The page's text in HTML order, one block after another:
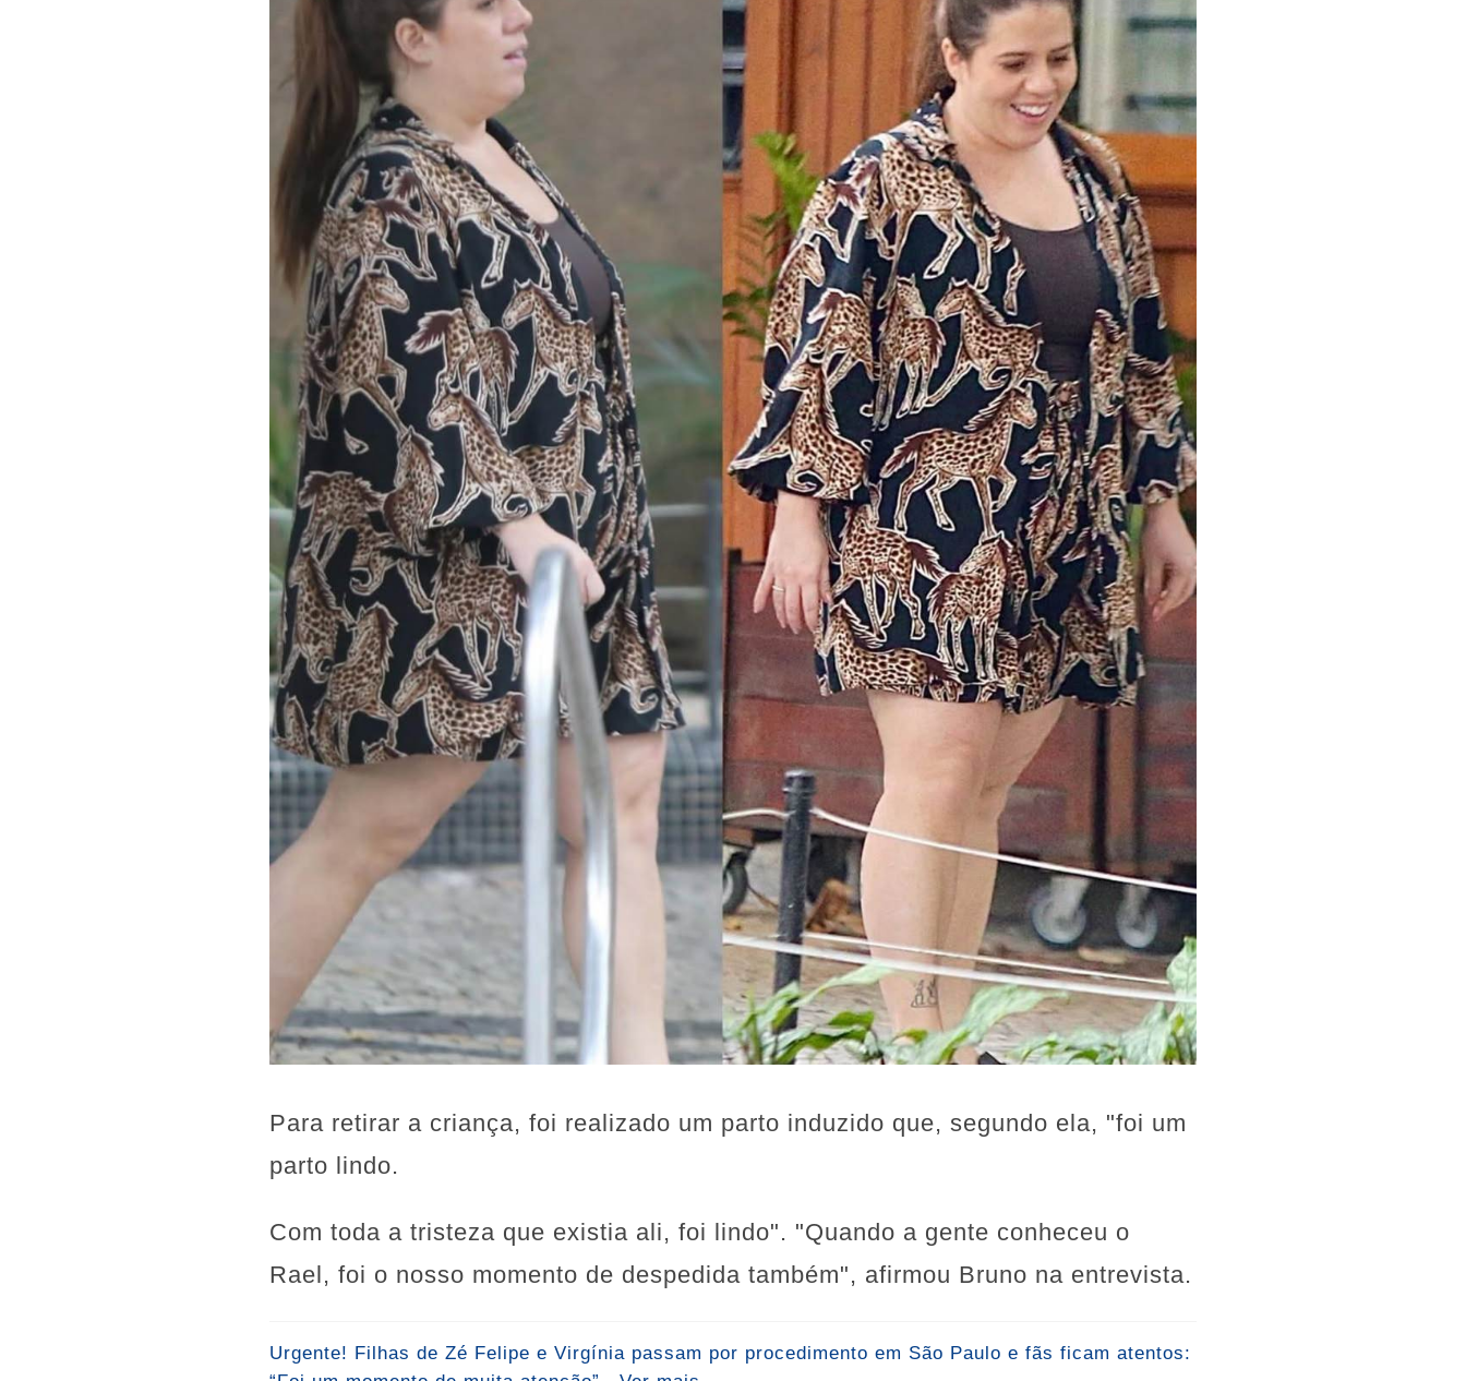
Para retirar a criança, foi realizado um parto induzido que, segundo ela, "foi um
parto lindo.
Com toda a tristeza que existia ali, foi lindo". "Quando a gente conheceu o
Rael, foi o nosso momento de despedida também", afirmou Bruno na entrevista.
Urgente! Filhas de Zé Felipe e Virgínia passam por procedimento em São Paulo e fãs ficam atentos: